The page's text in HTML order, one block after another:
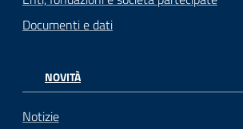
Documenti e dati
NOVITÀ
Notizie